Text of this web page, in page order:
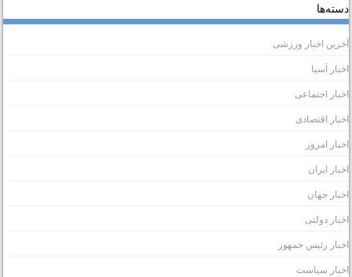
اخبار ورزشی
آسیا
اجتماعی
اقتصادی
امروز
ایران
جهان
دولتی
رئیس جمهور
سیاست